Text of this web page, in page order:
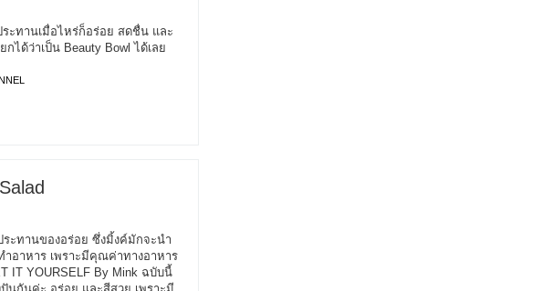
ระทานเมื่อไหร่ก็อร่อย สดชื่น และ
ได้ว่าเป็น Beauty Bowl ได้เลย
ะทานของอร่อย ซึ่งมิ้งค์มักจะนำ
ำอาหาร เพราะมีคุณค่าทางอาหาร
IT YOURSELF By Mink ฉบับนี้